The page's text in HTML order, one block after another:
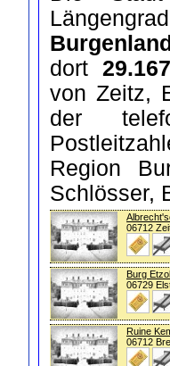
dort
von Zeitz,
der
Region
Schlösser,
06712
Burg
06729
Ruine
06712